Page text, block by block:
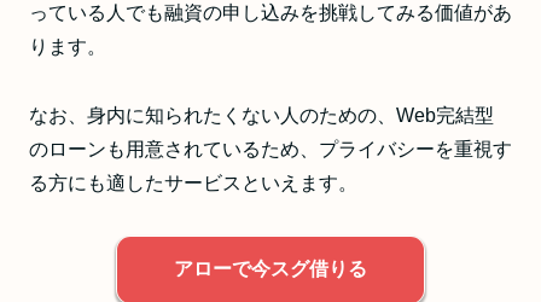
っている人でも融資の申し込みを挑戦してみる価値があ
ります。
なお、身内に知られたくない人のための、Web完結型
のローンも用意されているため、プライバシーを重視す
る方にも適したサービスといえます。
アローで今スグ借りる